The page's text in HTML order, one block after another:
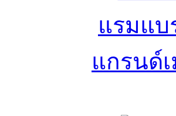
แรมแบ
แกรนด์